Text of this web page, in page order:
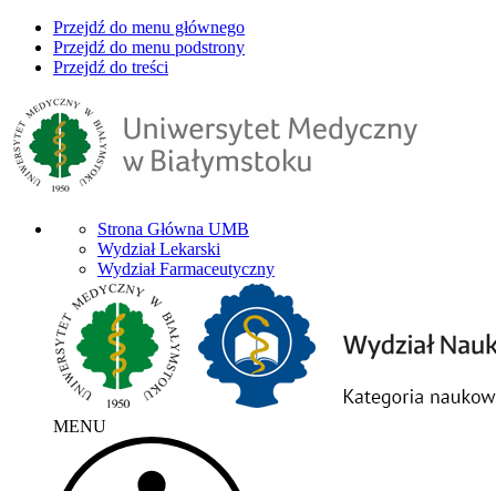
Przejdź do menu głównego
Przejdź do menu podstrony
Przejdź do treści
Strona Główna UMB
Wydział Lekarski
Wydział Farmaceutyczny
MENU